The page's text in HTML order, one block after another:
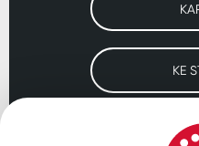
KE
Navštivte